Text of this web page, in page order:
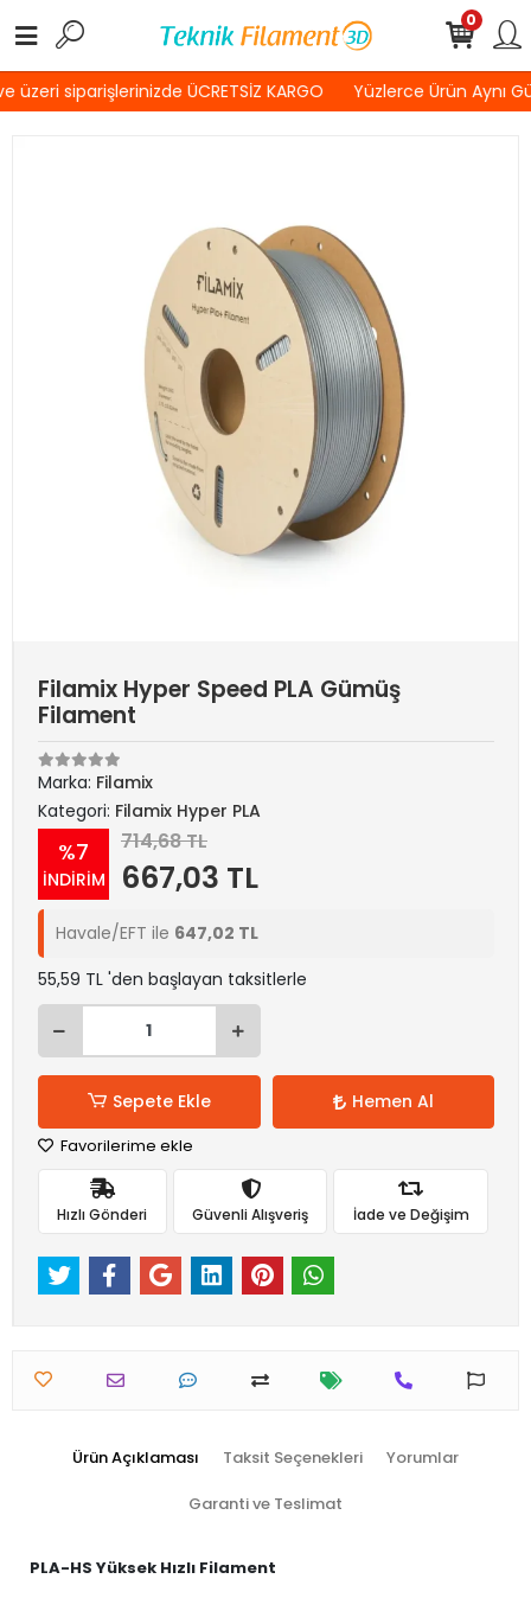
üzeri siparişlerinizde ÜCRETSİZ KARGO Yüzlerce Ürün Aynı
0
Filamix Hyper Speed PLA Gümüş
Filament
Marka: Filamix
Kategori: Filamix Hyper PLA
%7
İNDİRİM
714,68 TL
667,03 TL
Havale/EFT ile 647,02 TL
55,59 TL 'den başlayan taksitlerle
Sepete Ekle Hemen Al
Favorilerime ekle
Hızlı Gönderi Güvenli Alışveriş İade ve Değişim
Ürün Açıklaması Taksit Seçenekleri Yorumlar
Garanti ve Teslimat
PLA-HS Yüksek Hızlı Filament